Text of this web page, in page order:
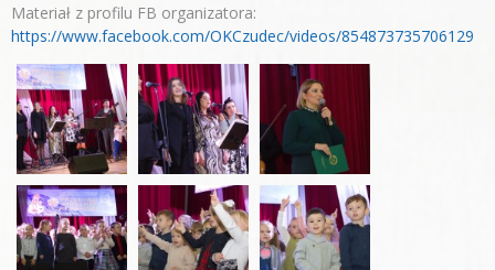
Materiał z profilu FB organizatora:
https://www.facebook.com/OKCzudec/videos/854873735706129